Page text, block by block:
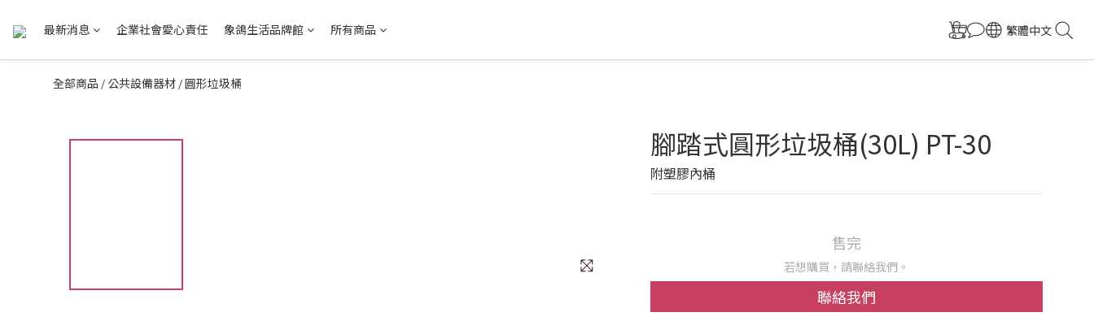
最新消息 企業社會愛心責任 象鴿生活品牌館 所有商品 繁體中文
全部商品 / 公共設備器材 /圓形垃圾桶
腳踏式圓形垃圾桶(30L) PT-30
附塑膠內桶
售完
若想購買，請聯絡我們。
聯絡我們